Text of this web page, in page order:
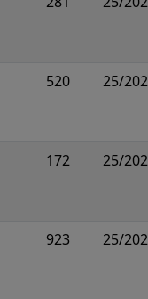
520 25/
172 25/
923 25/